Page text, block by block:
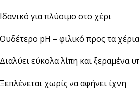
Ιδανικό για πλύσιμο στο χέρι
Ουδέτερο pH – φιλικό προς τα χέρια
Διαλύει εύκολα λίπη και ξεραμένα
Ξεπλένεται χωρίς να αφήνει ίχνη